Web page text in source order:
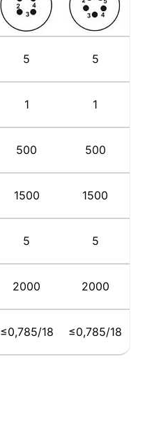
5
1
500
1500
5
2000
≤0,785/18
5
1
500
1500
5
2000
≤0,785/18